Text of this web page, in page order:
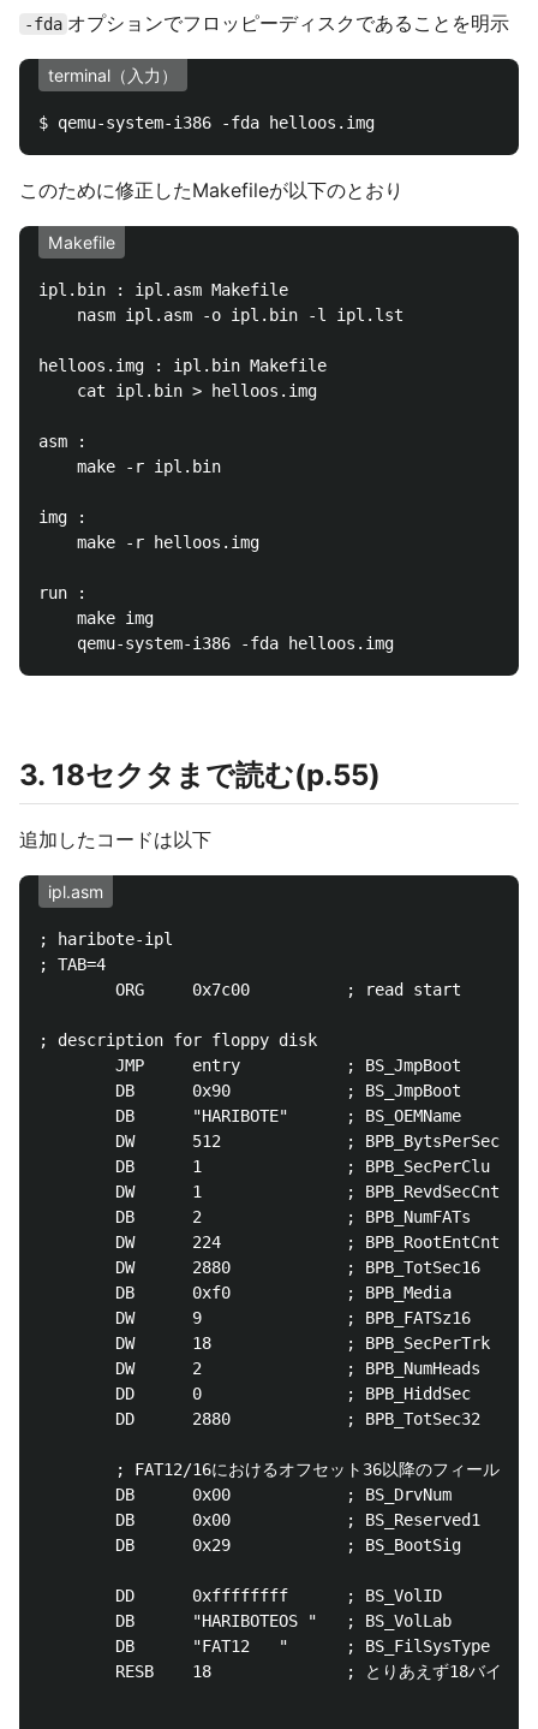
-fda オプションでフロッピーディスクであることを明示
terminal（入力）
このために修正したMakefileが以下のとおり
Makefile
ipl.bin : ipl.asm Makefile
helloos.img : ipl.bin Makefile
asm :
img :
run :
3. 18セクタまで読む(p.55)
追加したコードは以下
ipl.asm
; haribote-ipl
; TAB=4
        ORG     0x7c00          ; read start
; description for floppy disk
        JMP     entry           ; BS_JmpBoot
        DB      0x90            ; BS_JmpBoot
        DB      "HARIBOTE"      ; BS_OEMName    8B
        DW      512             ; BPB_BytsPerSec
        DB      1               ; BPB_SecPerClu
DW      1               ; BPB_RevdSecCnt    :
DB      2               ; BPB_NumFATs       :
        DW      224             ; BPB_RootEntCnt
        DW      2880            ; BPB_TotSec16
        DB      0xf0            ; BPB_Media
        DW      9               ; BPB_FATSz16
        DW      18              ; BPB_SecPerTrk
        DW      2               ; BPB_NumHeads
        DD      0               ; BPB_HiddSec
        DD      2880            ; BPB_TotSec32
        ; FAT12/16におけるオフセット36以降のフィールド
        DB      0x00            ; BS_DrvNum
        DB      0x00            ; BS_Reserved1
        DB      0x29            ; BS_BootSig
        DD      0xffffffff      ; BS_VolID
        DB      "HARIBOTEOS "   ; BS_VolLab     11B
        DB      "FAT12   "      ; BS_FilSysType 8B
RESB    18              ; とりあえず18バイト開